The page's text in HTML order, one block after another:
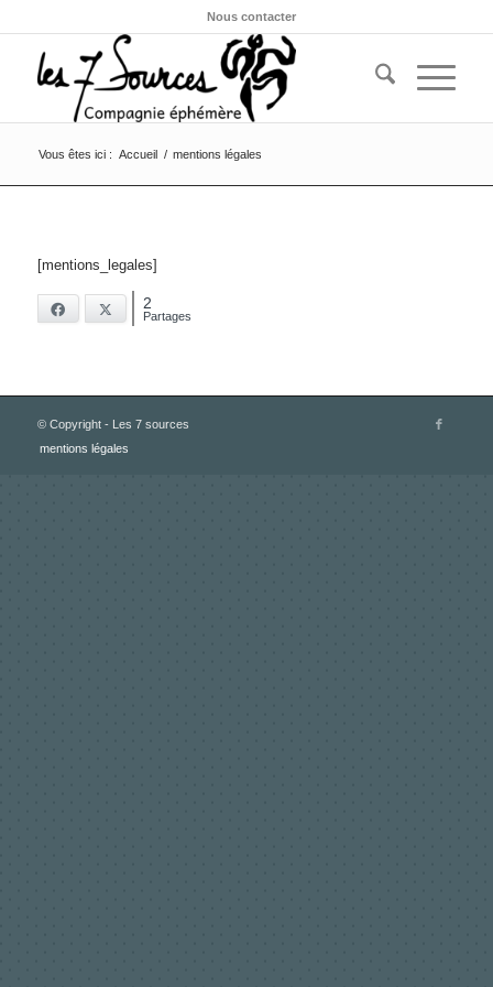
Nous contacter
Vous êtes ici : Accueil / mentions légales
[mentions_legales]
Facebook Partages
2
© Copyright - Les 7 sources
mentions légales